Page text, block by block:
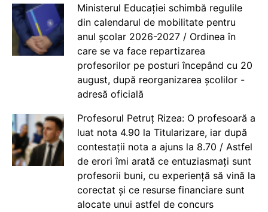
Ministerul Educației schimbă regulile
din calendarul de mobilitate pentru
anul școlar 2026-2027 / Ordinea în
care se va face repartizarea
profesorilor pe posturi începând cu 20
august, după reorganizarea școlilor -
adresă oficială
Profesorul Petruț Rizea: O profesoară a
luat nota 4.90 la Titularizare, iar după
contestații nota a ajuns la 8.70 / Astfel
de erori îmi arată ce entuziasmați sunt
profesorii buni, cu experiență să vină la
corectat și ce resurse financiare sunt
alocate unui astfel de concurs